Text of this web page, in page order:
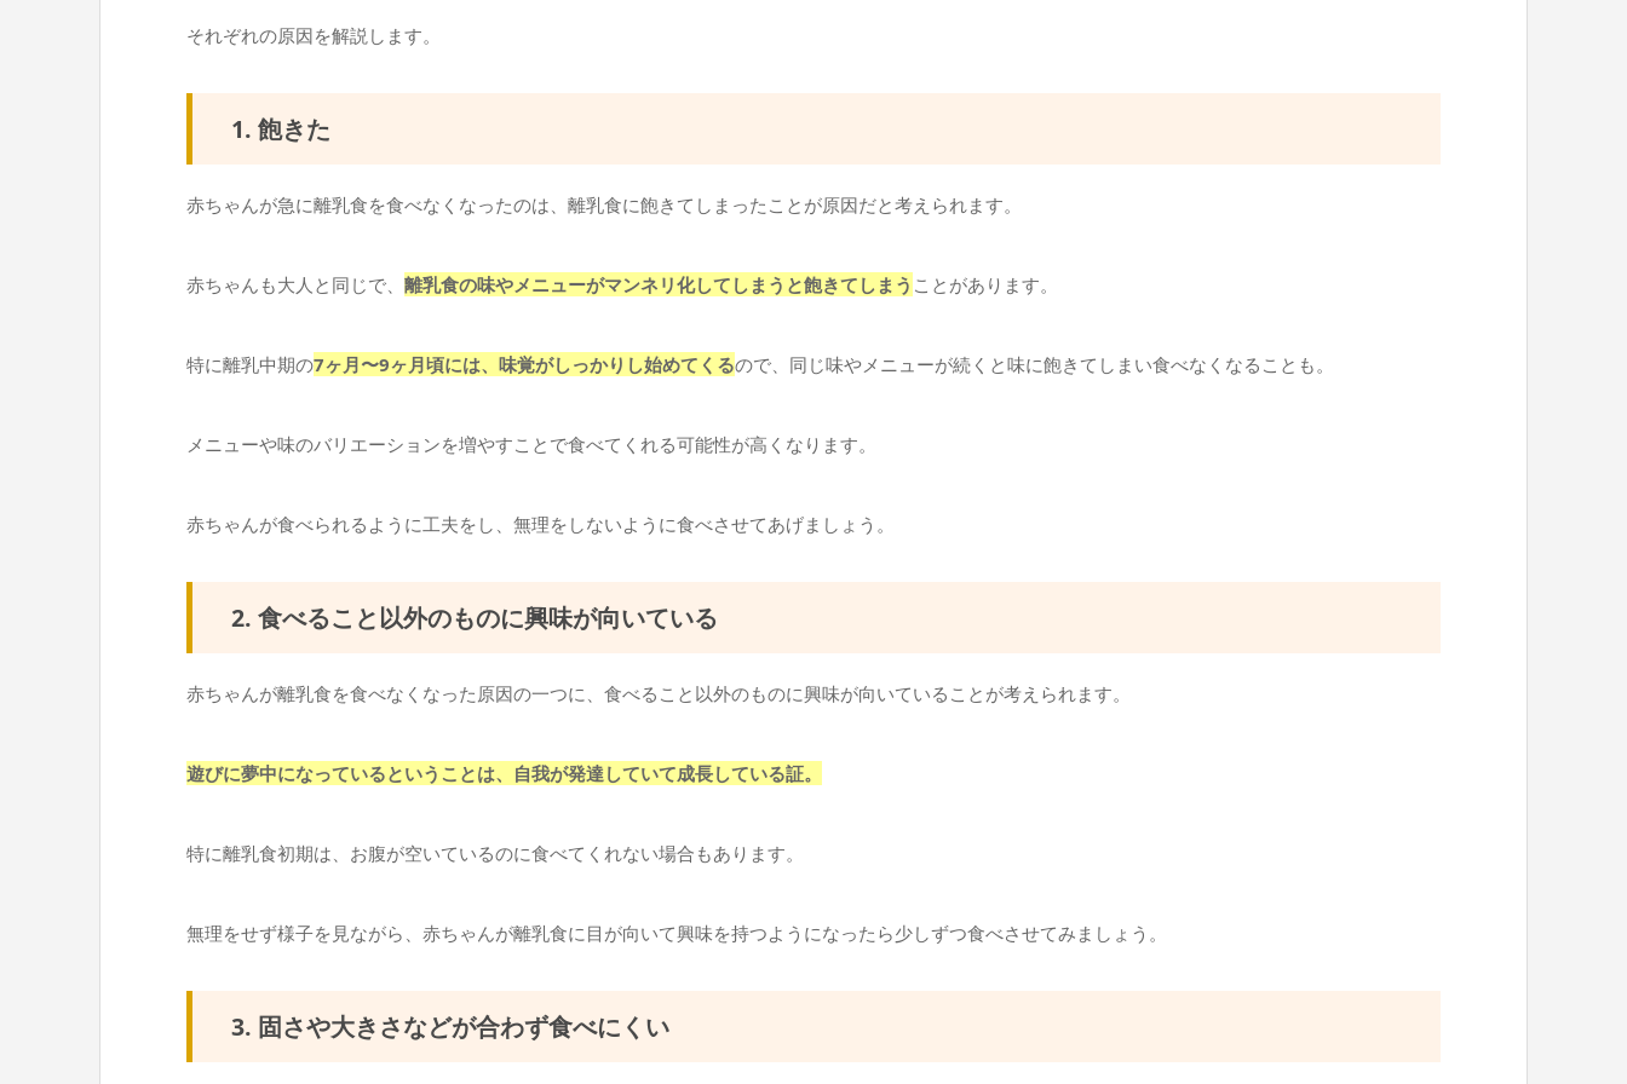
それぞれの原因を解説します。
1. 飽きた
赤ちゃんが急に離乳食を食べなくなったのは、離乳食に飽きてしまったことが原因だと考えられます。
赤ちゃんも大人と同じで、 離乳食の味やメニューがマンネリ化してしまうと飽きてしまう ことがあります。
特に離乳中期の7ヶ月〜9ヶ月頃には、味覚がしっかりし始めてくるので、同じ味やメニューが続くと味に飽きてしまい食べなくなることも。
メニューや味のバリエーションを増やすことで食べてくれる可能性が高くなります。
赤ちゃんが食べられるように工夫をし、無理をしないように食べさせてあげましょう。
2. 食べること以外のものに興味が向いている
赤ちゃんが離乳食を食べなくなった原因の一つに、食べること以外のものに興味が向いていることが考えられます。
遊びに夢中になっているということは、自我が発達していて成長している証。
特に離乳食初期は、お腹が空いているのに食べてくれない場合もあります。
無理をせず様子を見ながら、赤ちゃんが離乳食に目が向いて興味を持つようになったら少しずつ食べさせてみましょう。
3. 固さや大きさなどが合わず食べにくい